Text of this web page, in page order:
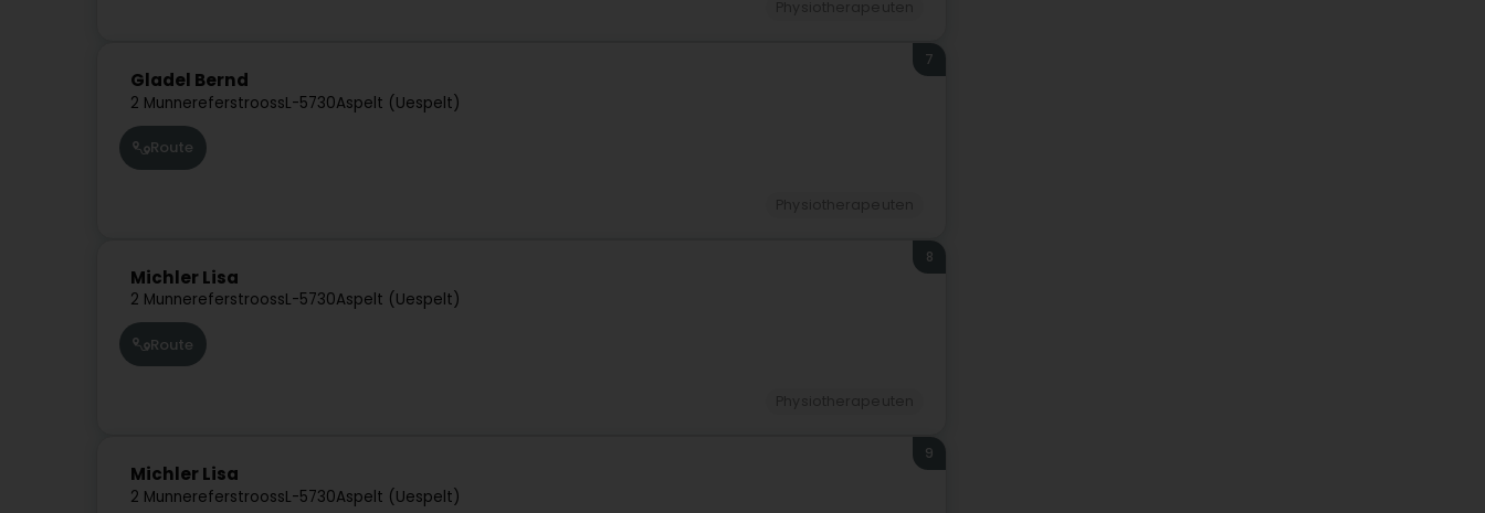
Gladel Bernd
2 MunnereferstroossL-5730Aspelt (Uespelt)
7
Route
Michler Lisa
2 MunnereferstroossL-5730Aspelt (Uespelt)
8
Route
Michler Lisa
2 MunnereferstroossL-5730Aspelt (Uespelt)
9